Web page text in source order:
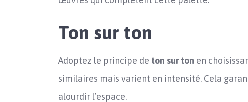
Ton sur ton
Adoptez le principe de ton sur ton en
similaires mais varient en intensité. Cela
alourdir l’espace.